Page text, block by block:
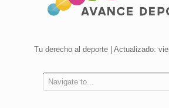
Tu derecho al deporte | Actualizado:
Navigate to...